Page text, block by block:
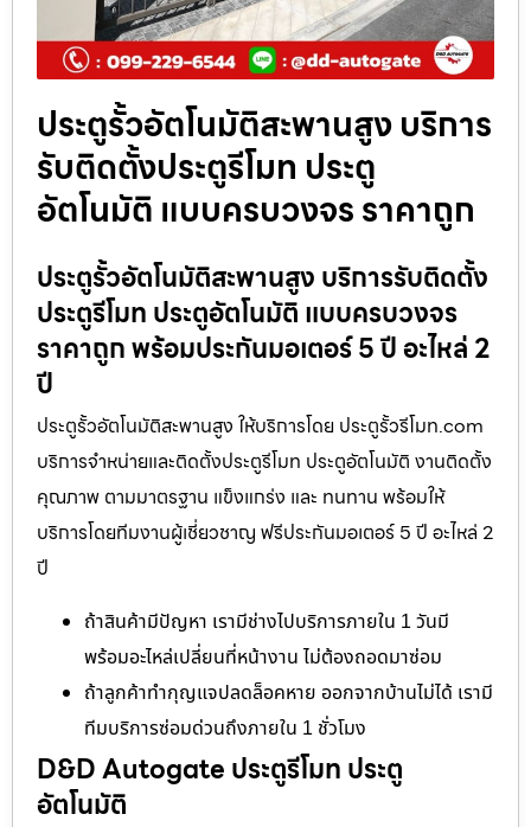
ประตูรั้วอัตโนมัติสะพานสูง บริการ
รับติดตั้งประตูรีโมท ประตู
อัตโนมัติ แบบครบวงจร ราคาถูก
ประตูรั้วอัตโนมัติสะพานสูง บริการรับติดตั้ง
ประตูรีโมท ประตูอัตโนมัติ แบบครบวงจร
ราคาถูก พร้อมประกันมอเตอร์ 5 ปี อะไหล่ 2
ปี
ประตูรั้วอัตโนมัติสะพานสูง ให้บริการโดย ประตูรั้วรีโมท.com
บริการจำหน่ายและติดตั้งประตูรีโมท ประตูอัตโนมัติ งานติดตั้ง
คุณภาพ ตามมาตรฐาน แข็งแกร่ง และ ทนทาน พร้อมให้
บริการโดยทีมงานผู้เชี่ยวชาญ ฟรีประกันมอเตอร์ 5 ปี อะไหล่ 2
ปี
ถ้าสินค้ามีปัญหา เรามีช่างไปบริการภายใน 1 วันมี
พร้อมอะไหล่เปลี่ยนที่หน้างาน ไม่ต้องถอดมาซ่อม
ถ้าลูกค้าทำกุญแจปลดล็อคหาย ออกจากบ้านไม่ได้ เรามี
ทีมบริการซ่อมด่วนถึงภายใน 1 ชั่วโมง
D&D Autogate ประตูรีโมท ประตู
อัตโนมัติ